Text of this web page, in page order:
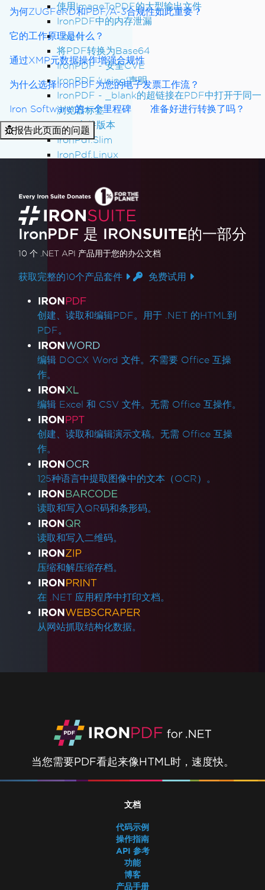
使用ImageToPDF的大型输出文件
IronPDF中的内存泄漏
Log4j
将PDF转换为Base64
IronPDF - 安全CVE
IronPDF 'using'声明
IronPDF - _blank的超链接在PDF中打开于同一
浏览器标签
PDF文件版本
IronPdf.Slim
IronPdf.Linux
版本升级后程序集不匹配
调整大小、扩展、转换
混合使用 Iron 产品版本
WCAG 和 PDF/UA
CSS 分页符
UpdatedChrome 性能
HTML 渲染开销
矩形定位
AWS Lambda 无 Docker
默认占位符
故障排除指南
像素完美的HTML格式
Azure Blob 存储
Blazor服务器/WebAssembly (WASM)
数字签名
国际语言和CMJK
IronPDF和IIS
Kerberos
AWS Lambda上的字体损坏
MetaData可见性
从网络打印机打印
使用MemoryStream栅格化到图像
将视图呈现为字符串
System.Drawing.Common替代方案（.NET 7及
非Windows）
表格标题
使用ReadyToRun编译
CSS @page规则与RenderingOptions
正确初始化RenderingOptions
字体差异：Windows vs Linux
Linux上的自定义字体嵌入
文本提取顺序错乱
IronPdfEngine Docker连接在macOS ARM上
PDF元数据中的Author名称
使用CSS添加字体
PDF/UA 合规性
虚拟路径保存错误
为何ZUGFeRD和PDF/A-3合规性如此重要？
它的工作原理是什么？
通过XMP元数据操作增强合规性
为什么选择IronPDF为您的电子发票工作流？
Iron Software 的一个里程碑 准备好进行转换了吗？
报告此页面的问题
IronPDF 是 IRONSUITE的一部分
10 个 .NET API 产品 用于您的办公文档
获取完整的10个产品套件 免费试用
产品链接
创建、读取和编辑PDF。用于 .NET 的HTML到
PDF。
编辑 DOCX Word 文件。不需要 Office 互操
作。
编辑 Excel 和 CSV 文件。无需 Office 互操作。
创建、读取和编辑演示文稿。无需 Office 互操
作。
125种语言中提取图像中的文本（OCR）。
读取和写入QR码和条形码。
读取和写入二维码。
压缩和解压缩存档。
在 .NET 应用程序中打印文档。
从网站抓取结构化数据。
当您需要PDF看起来像HTML时，速度快。
文档
代码示例
操作指南
API 参考
功能
博客
产品手册